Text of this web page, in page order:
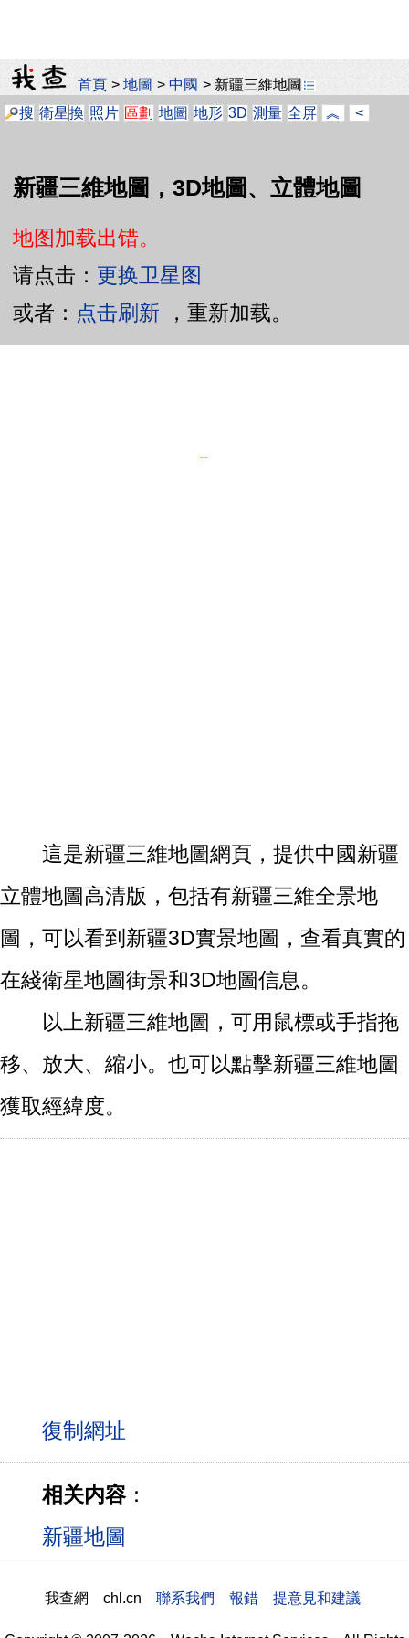
首頁 >地圖 >中國 > 新疆三維地圖
搜 衛星換 照片 區劃 地圖 地形 3D 測量 全屏 ︽ <
新疆三維地圖，3D地圖、立體地圖
地图加载出错。
请点击： 更换卫星图
或者： 点击刷新 ，重新加载。
這是新疆三維地圖網頁，提供中國新疆
立體地圖高清版，包括有新疆三維全景地
圖，可以看到新疆3D實景地圖，查看真實的
在綫衛星地圖街景和3D地圖信息。
以上新疆三維地圖，可用鼠標或手指拖
移、放大、縮小。也可以點擊新疆三維地圖
獲取經緯度。
相关内容：
新疆地圖
我查網 chl.cn 聯系我們 報錯 提意見和建議